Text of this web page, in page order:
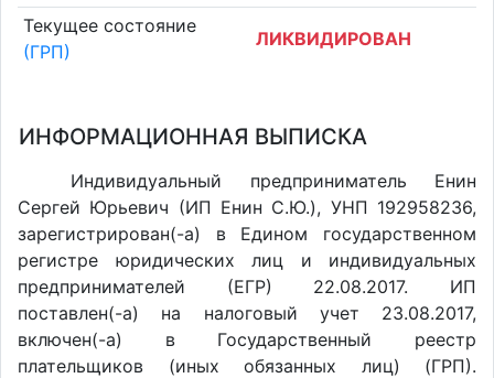
Текущее состояние
(ГРП)
ЛИКВИДИРОВАН
ИНФОРМАЦИОННАЯ ВЫПИСКА
Индивидуальный предприниматель Енин
Сергей Юрьевич (ИП Енин С.Ю.), УНП 192958236,
зарегистрирован(-а) в Едином государственном
регистре юридических лиц и индивидуальных
предпринимателей (ЕГР) 22.08.2017. ИП
поставлен(-a) на налоговый учет 23.08.2017,
включен(-a) в Государственный реестр
плательщиков (иных обязанных лиц) (ГРП).